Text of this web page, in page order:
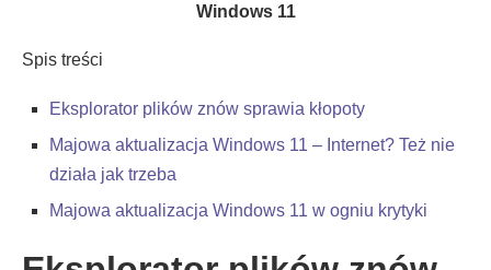
Windows 11
Spis treści
Eksplorator plików znów sprawia kłopoty
Majowa aktualizacja Windows 11 – Internet? Też nie
działa jak trzeba
Majowa aktualizacja Windows 11 w ogniu krytyki